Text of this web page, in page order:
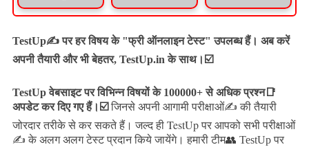
TestUp✍️ पर हर विषय के "फ्री ऑनलाइन टेस्ट" उपलब्ध हैं। अब करें
अपनी तैयारी और भी बेहतर, TestUp.in के साथ।☑️
TestUp वेबसाइट पर विभिन्न विषयों के 100000+ से अधिक प्रश्न📑
अपडेट कर दिए गए हैं। ☑️ जिनसे अपनी आगामी परीक्षाओं✍️ की तैयारी
जोरदार तरीके से कर सकते हैं।जल्द ही TestUp पर आपको सभी परीक्षाओं
✍️ के अलग अलग टेस्ट प्रदान किये जायेंगे। हमारी टीम👥 TestUp पर